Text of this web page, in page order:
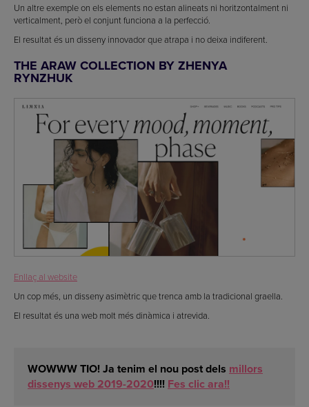
Un altre exemple on els elements no estan alineats ni horitzontalment ni
verticalment, però el conjunt funciona a la perfecció.
El resultat és un disseny innovador que atrapa i no deixa indiferent.
THE ARAW COLLECTION BY ZHENYA
RYNZHUK
Enllaç al website
Un cop més, un disseny asimètric que trenca amb la tradicional graella.
El resultat és una web molt més dinàmica i atrevida.
WOWWW TIO! Ja tenim el nou post dels millors
dissenys web 2019-2020!!!! Fes clic ara!!